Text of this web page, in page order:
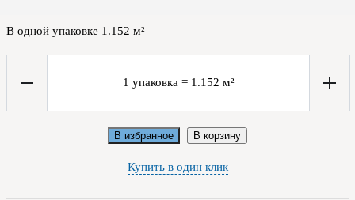
В одной упаковке 1.152 м²
1 упаковка = 1.152 м²
В избранное В корзину
Купить в один клик